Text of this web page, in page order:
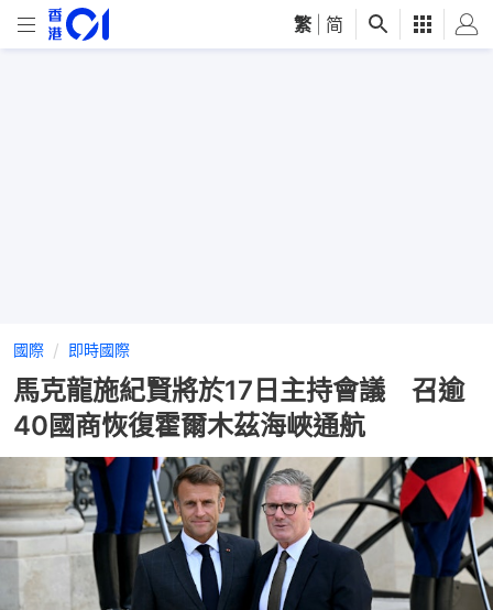
繁 简
國際 即時國際
馬克龍施紀賢將於17日主持會議 召逾
40國商恢復霍爾木茲海峽通航